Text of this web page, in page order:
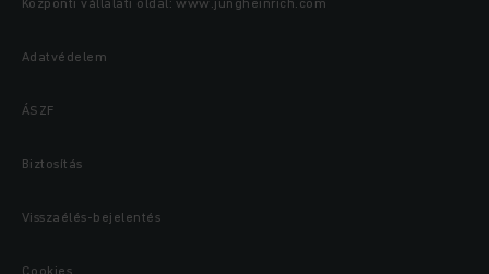
Adatvédelem
ÁSZF
Biztosítás
Visszaélés-bejelentés